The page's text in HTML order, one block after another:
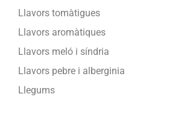
Llavors tomàtigues
Llavors aromàtiques
Llavors meló i síndria
Llavors pebre i alberginia
Llegums